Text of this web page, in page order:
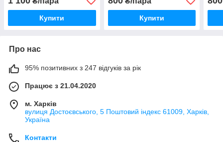
Купити Купити
Про нас
95% позитивних з 247 відгуків за рік
Працює з 21.04.2020
м. Харків
вулиця Достоєвського, 5 Поштовий індекс 61009, Харків,
Україна
Контакти